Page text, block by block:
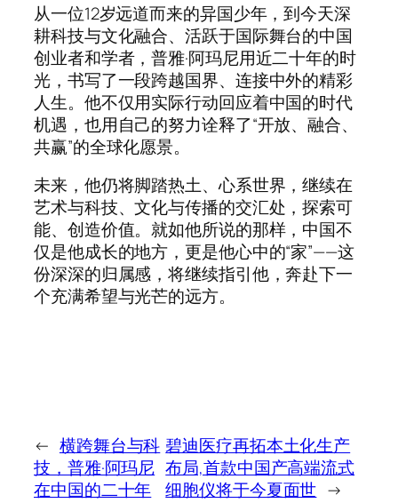
从一位12岁远道而来的异国少年，到今天深
耕科技与文化融合、活跃于国际舞台的中国
创业者和学者，普雅·阿玛尼用近二十年的时
光，书写了一段跨越国界、连接中外的精彩
人生。他不仅用实际行动回应着中国的时代
机遇，也用自己的努力诠释了“开放、融合、
共赢”的全球化愿景。
未来，他仍将脚踏热土、心系世界，继续在
艺术与科技、文化与传播的交汇处，探索可
能、创造价值。就如他所说的那样，中国不
仅是他成长的地方，更是他心中的“家”——这
份深深的归属感，将继续指引他，奔赴下一
个充满希望与光芒的远方。
← 横跨舞台与科
技，普雅·阿玛尼
在中国的二十年
碧迪医疗再拓本土化生产
布局,首款中国产高端流式
细胞仪将于今夏面世 →